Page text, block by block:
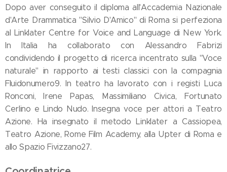
Dopo aver conseguito il diploma all'Accademia Nazionale
d'Arte Drammatica "Silvio D'Amico" di Roma si perfeziona
al Linklater Centre for Voice and Language di New York.
In Italia ha collaborato con Alessandro Fabrizi
condividendo il progetto di ricerca incentrato sulla "Voce
naturale" in rapporto ai testi classici con la compagnia
Fluidonumero9. In teatro ha lavorato con i registi Luca
Ronconi, Irene Papas, Massimiliano Civica, Fortunato
Cerlino e Lindo Nudo. Insegna voce per attori a Teatro
Azione. Ha insegnato il metodo Linklater a Cassiopea,
Teatro Azione, Rome Film Academy, alla Upter di Roma e
allo Spazio Fivizzano27.